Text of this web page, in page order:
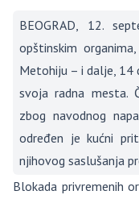
BEOGRAD, 12.
opštinskim
Metohiju – i dalje, 14
svoja radna mesta.
zbog navodnog
određen je kućni
njihovog saslušanja
Blokada privremenih